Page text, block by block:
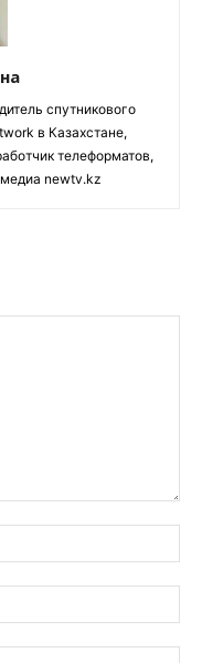
спутникового
в Казахстане,
телеформатов,
newtv.kz